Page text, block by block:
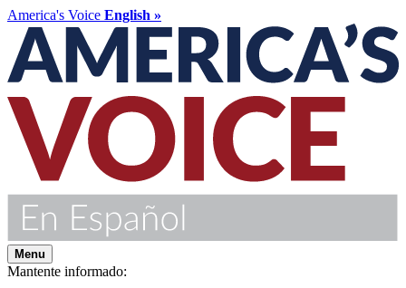
America's Voice English »
Menu
Mantente informado: